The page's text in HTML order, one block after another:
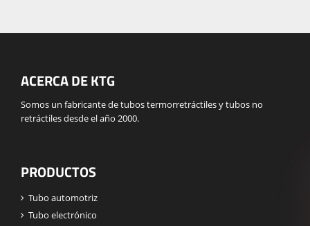
ACERCA DE KTG
Somos un fabricante de tubos termorretráctiles y tubos no
retráctiles desde el año 2000.
PRODUCTOS
Tubo automotriz
Tubo electrónico